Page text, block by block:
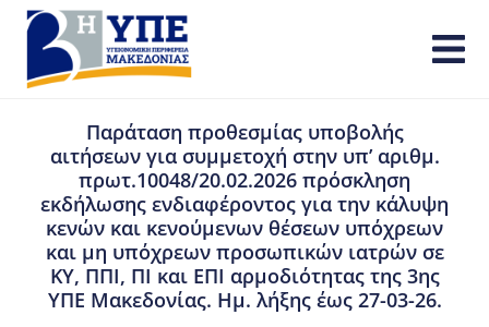
Παράταση προθεσμίας υποβολής
αιτήσεων για συμμετοχή στην υπ’ αριθμ.
πρωτ.10048/20.02.2026 πρόσκληση
εκδήλωσης ενδιαφέροντος για την κάλυψη
κενών και κενούμενων θέσεων υπόχρεων
και μη υπόχρεων προσωπικών ιατρών σε
ΚΥ, ΠΠΙ, ΠΙ και ΕΠΙ αρμοδιότητας της 3ης
ΥΠΕ Μακεδονίας. Ημ. λήξης έως 27-03-26.